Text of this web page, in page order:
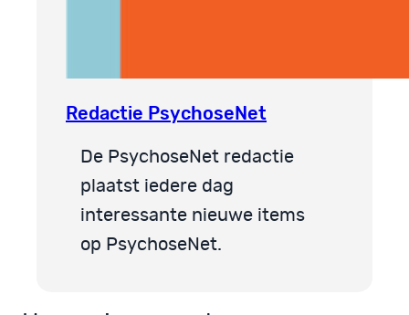
Redactie PsychoseNet
De PsychoseNet redactie
plaatst iedere dag
interessante nieuwe items
op PsychoseNet.